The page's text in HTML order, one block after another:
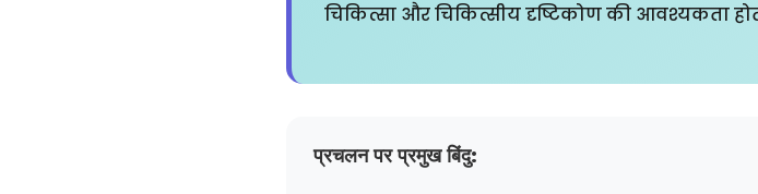
चिकित्सा और चिकित्सीय दृष्टिकोण की आवश्यकता
प्रचलन पर प्रमुख बिंदु: